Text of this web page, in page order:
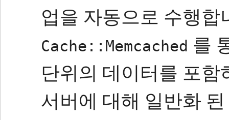
업을 자동으로 수행합
Cache::Memcached 를
단위의 데이터를 포
서버에 대해 일반화